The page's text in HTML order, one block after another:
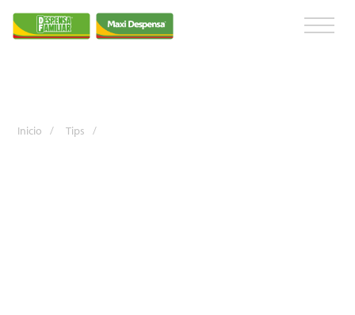
Inicio / Tips /